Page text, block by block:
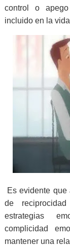
control o
incluido en la
Es evidente
de
estrategias
complicidad
mantener una